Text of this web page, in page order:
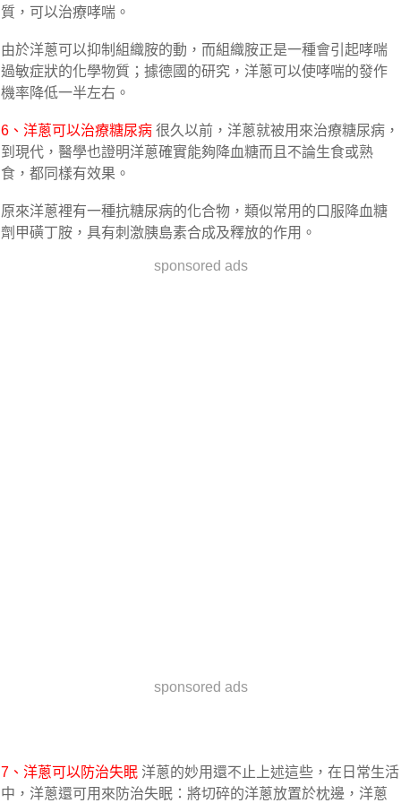
質，可以治療哮喘。
由於洋蔥可以抑制組織胺的動，而組織胺正是一種會引起哮喘
過敏症狀的化學物質；據德國的研究，洋蔥可以使哮喘的發作
機率降低一半左右。
6、洋蔥可以治療糖尿病 很久以前，洋蔥就被用來治療糖尿病，
到現代，醫學也證明洋蔥確實能夠降血糖而且不論生食或熟
食，都同樣有效果。
原來洋蔥裡有一種抗糖尿病的化合物，類似常用的口服降血糖
劑甲磺丁胺，具有刺激胰島素合成及釋放的作用。
sponsored ads
sponsored ads
7、洋蔥可以防治失眠 洋蔥的妙用還不止上述這些，在日常生活
中，洋蔥還可用​​來防治失眠：將切碎的洋蔥放置於枕邊，洋蔥